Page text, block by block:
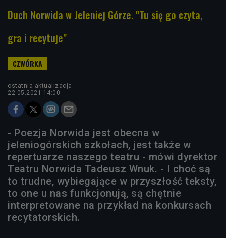
Duch Norwida w Jeleniej Górze. "Tu się go czyta,
gra i recytuje"
ostatnia aktualizacja:
22.05.2021 14:00
- Poezja Norwida jest obecna w
jeleniogórskich szkołach, jest także w
repertuarze naszego teatru - mówi dyrektor
Teatru Norwida Tadeusz Wnuk. - I choć są
to trudne, wybiegające w przyszłość teksty,
to one u nas funkcjonują, są chętnie
interpretowane na przykład na konkursach
recytatorskich.